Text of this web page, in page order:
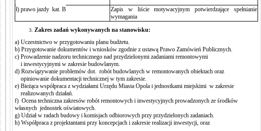
ł) prawo jazdy kat. B Zapis w liście motywacyjnym potwierdzające spełnianie
wymagania
Zakres zadań wykonywanych na stanowisku:
a) Uczestnictwo w przygotowaniu planu budżetu.
b) Przygotowanie dokumentów i wniosków zgodnie z ustawą Prawo Zamówień Publicznych.
c) Prowadzenie nadzoru technicznego nad przydzielonymi zadaniami remontowymi
i inwestycyjnymi w zakresie budowlanym.
d) Rozwiązywanie problemów dot. robót budowlanych w remontowanych obiektach oraz
opiniowanie dokumentacji technicznej w tym zakresie.
e) Bieżąca współpraca z wydziałami Urzędu Miasta Opola i jednostkami miejskimi w zakresie
realizowanych działań.
f) Ocena techniczna zakresów robót remontowych i inwestycyjnych prowadzonych ze środków
własnych jednostek oświatowych.
g) Udział w radach budowy i komisjach odbiorowych przy przydzielonych zadaniach.
h) Współpraca z projektantami przy koncepcjach i zakresie realizacji inwestycji, oraz